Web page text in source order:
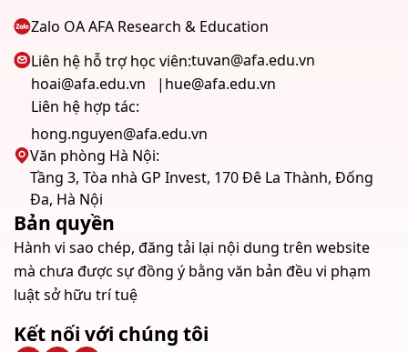
Zalo OA AFA Research & Education
Liên hệ hỗ trợ học viên:tuvan@afa.edu.vn
hoai@afa.edu.vn
hue@afa.edu.vn
Liên hệ hợp tác:
hong.nguyen@afa.edu.vn
Văn phòng Hà Nội:
Tầng 3, Tòa nhà GP Invest, 170 Đê La Thành, Đống
Đa, Hà Nội
Bản quyền
Hành vi sao chép, đăng tải lại nội dung trên website
mà chưa được sự đồng ý bằng văn bản đều vi phạm
luật sở hữu trí tuệ
Kết nối với chúng tôi